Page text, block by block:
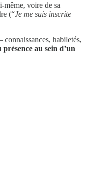
voire de sa
(“Je me suis inscrite
habiletés,
au sein d’un